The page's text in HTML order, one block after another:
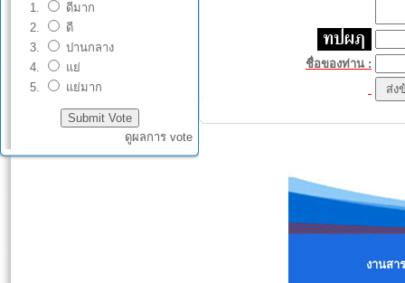
ดีมาก
ดี
ปานกลาง
แย่
แย่มาก
ดูผลการ vote
ชื่อของท่าน :
งานสา